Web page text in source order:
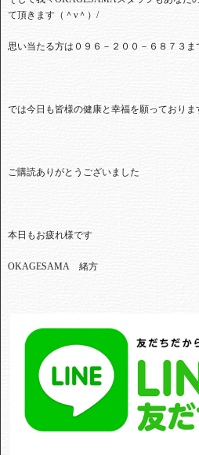
て頂きます（＾ν＾） /
思い当たる方は０９６－２００－６８７３ま
では今日も皆様の健康と幸福を願っておりま
ご購読ありがとうございました
本日もお疲れ様です
OKAGESAMA 緒方